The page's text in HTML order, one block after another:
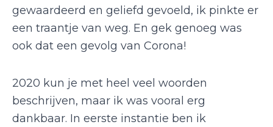
gewaardeerd en geliefd gevoeld, ik pinkte er
een traantje van weg. En gek genoeg was
ook dat een gevolg van Corona!
2020 kun je met heel veel woorden
beschrijven, maar ik was vooral erg
dankbaar. In eerste instantie ben ik